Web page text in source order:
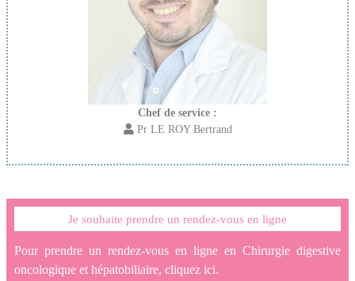
Chef de service :
Pr LE ROY Bertrand
Je souhaite prendre un rendez-vous en ligne
Pour prendre un rendez-vous en ligne en Chirurgie digestive
oncologique et hépatobiliaire, cliquez ici.